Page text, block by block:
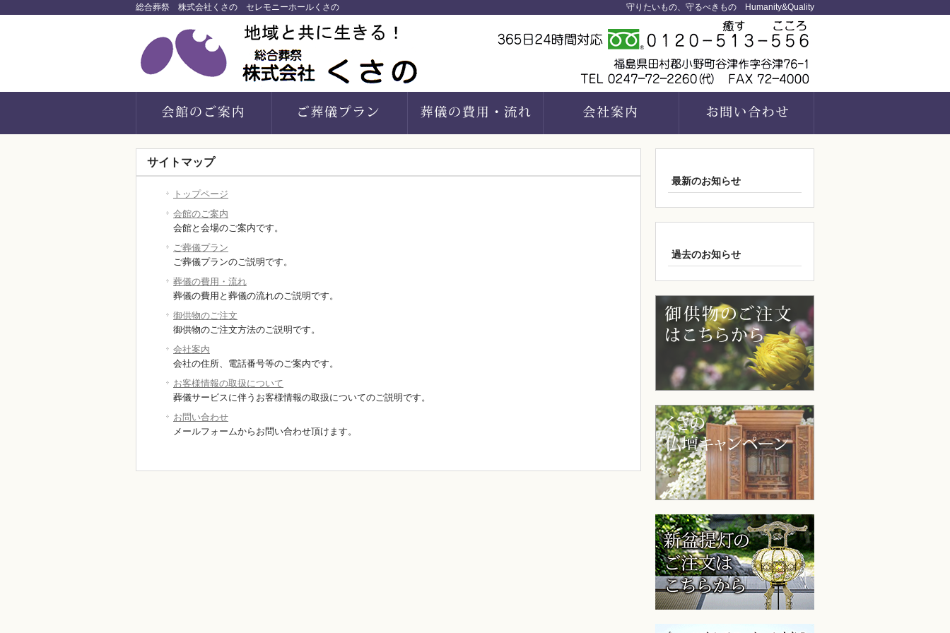
総合葬祭 株式会社くさの セレモニーホールくさの 守りたいもの、守るべきもの Humanity&Quality
サイトマップ
トップページ
会館のご案内
会館と会場のご案内です。
ご葬儀プラン
ご葬儀プランのご説明です。
葬儀の費用・流れ
葬儀の費用と葬儀の流れのご説明です。
御供物のご注文
御供物のご注文方法のご説明です。
会社案内
会社の住所、電話番号等のご案内です。
お客様情報の取扱について
葬儀サービスに伴うお客様情報の取扱についてのご説明です。
お問い合わせ
メールフォームからお問い合わせ頂けます。
最新のお知らせ
過去のお知らせ